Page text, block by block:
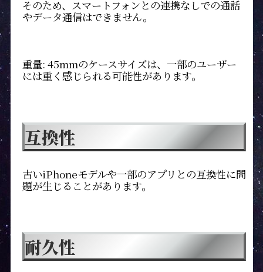
そのため、スマートフォンとの連携なしでの通話
やデータ通信はできません。
重量: 45mmのケースサイズは、一部のユーザー
には重く感じられる可能性があります。
互換性
古いiPhoneモデルや一部のアプリとの互換性に問
題が生じることがあります。
耐久性